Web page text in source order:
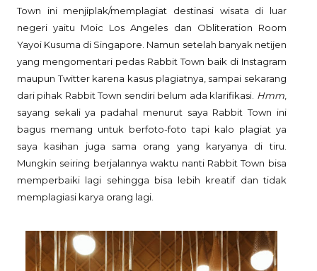
Town ini menjiplak/memplagiat destinasi wisata di luar
negeri yaitu Moic Los Angeles dan Obliteration Room
Yayoi Kusuma di Singapore. Namun setelah banyak netijen
yang mengomentari pedas Rabbit Town baik di Instagram
maupun Twitter karena kasus plagiatnya, sampai sekarang
dari pihak Rabbit Town sendiri belum ada klarifikasi. Hmm,
sayang sekali ya padahal menurut saya Rabbit Town ini
bagus memang untuk berfoto-foto tapi kalo plagiat ya
saya kasihan juga sama orang yang karyanya di tiru.
Mungkin seiring berjalannya waktu nanti Rabbit Town bisa
memperbaiki lagi sehingga bisa lebih kreatif dan tidak
memplagiasi karya orang lagi.